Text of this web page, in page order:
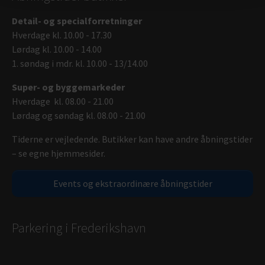
Detail- og specialforretninger
Hverdage kl. 10.00 - 17.30
Lørdag kl. 10.00 - 14.00
1. søndag i mdr. kl. 10.00 - 13/14.00
Super- og byggemarkeder
Hverdage kl. 08.00 - 21.00
Lørdag og søndag kl. 08.00 - 21.00
Tiderne er vejledende. Butikker kan have andre åbningstider
– se egne hjemmesider.
Events og ekstraordinære åbningstider
Parkering i Frederikshavn